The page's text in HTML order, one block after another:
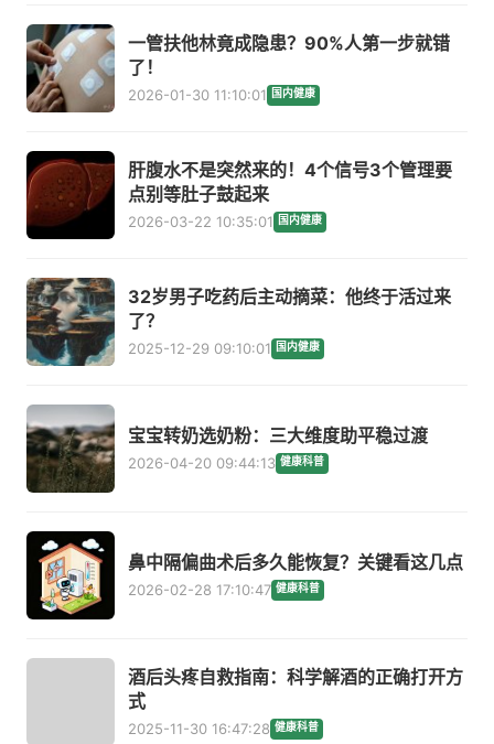
一管扶他林竟成隐患？90%人第一步就错
了！
2026-01-30 11:10:01 国内健康
肝腹水不是突然来的！4个信号3个管理要
点别等肚子鼓起来
2026-03-22 10:35:01 国内健康
32岁男子吃药后主动摘菜：他终于活过来
了？
2025-12-29 09:10:01 国内健康
宝宝转奶选奶粉：三大维度助平稳过渡
2026-04-20 09:44:13 健康科普
鼻中隔偏曲术后多久能恢复？关键看这几点
2026-02-28 17:10:47 健康科普
酒后头疼自救指南：科学解酒的正确打开方
式
2025-11-30 16:47:28 健康科普